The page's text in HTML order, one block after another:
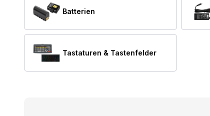
Batterien
Tastaturen & Tastenfelder